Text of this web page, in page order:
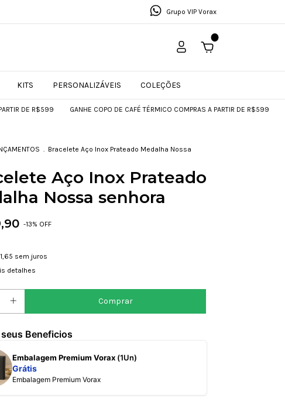
Grupo VIP Vorax
KITS PERSONALIZÁVEIS COLEÇÕES
R$599 GANHE COPO DE CAFÉ TÉRMICO COMPRAS A PARTIR DE R$599 GANHE
. Bracelete Aço Inox Prateado Medalha Nossa
Aço Inox Prateado
Nossa senhora
-13% OFF
sem juros
detalhes
Beneficios
Embalagem Premium Vorax (1Un)
Grátis
Embalagem Premium Vorax